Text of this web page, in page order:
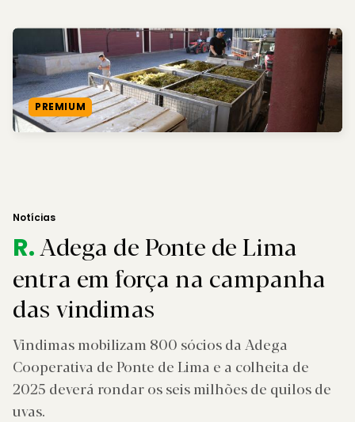
PREMIUM
Notícias
R.Adega de Ponte de Lima
entra em força na campanha
das vindimas
Vindimas mobilizam 800 sócios da Adega
Cooperativa de Ponte de Lima e a colheita de
2025 deverá rondar os seis milhões de quilos de
uvas.